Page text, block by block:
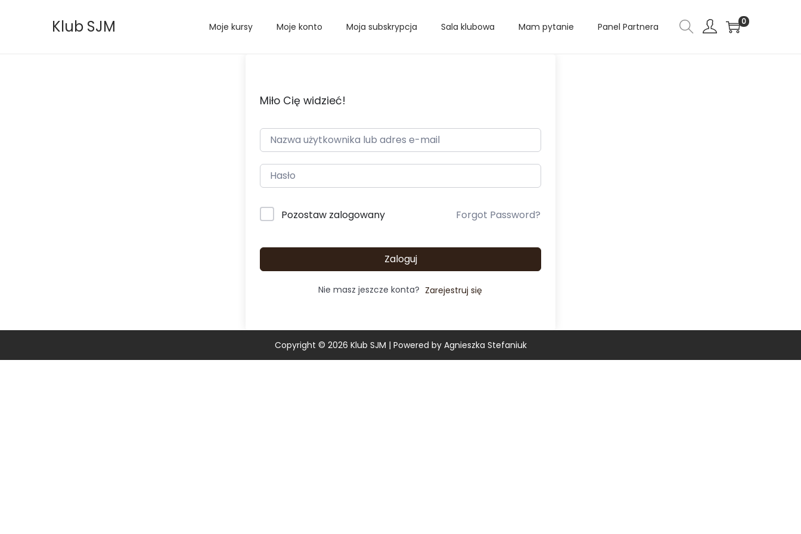
Klub SJM Moje kursy Moje konto Moja subskrypcja Sala klubowa Mam pytanie Panel Partnera 0
Miło Cię widzieć!
Pozostaw zalogowany Forgot Password?
Zaloguj
Nie masz jeszcze konta? Zarejestruj się
Copyright © 2026 Klub SJM | Powered by Agnieszka Stefaniuk